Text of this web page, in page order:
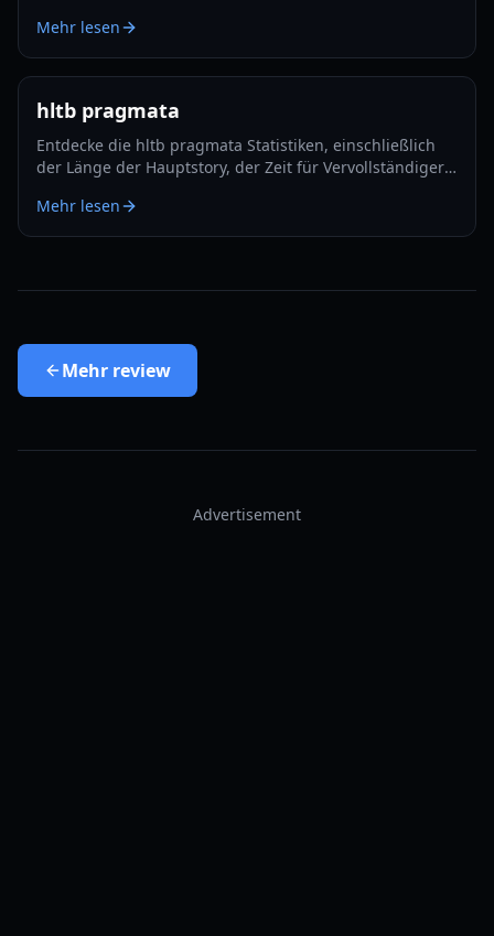
Mehr lesen
hltb pragmata
Entdecke die hltb pragmata Statistiken, einschließlich
der Länge der Hauptstory, der Zeit für Vervollständiger
neuestes Action-Adventure.
Mehr lesen
Mehr review
Advertisement